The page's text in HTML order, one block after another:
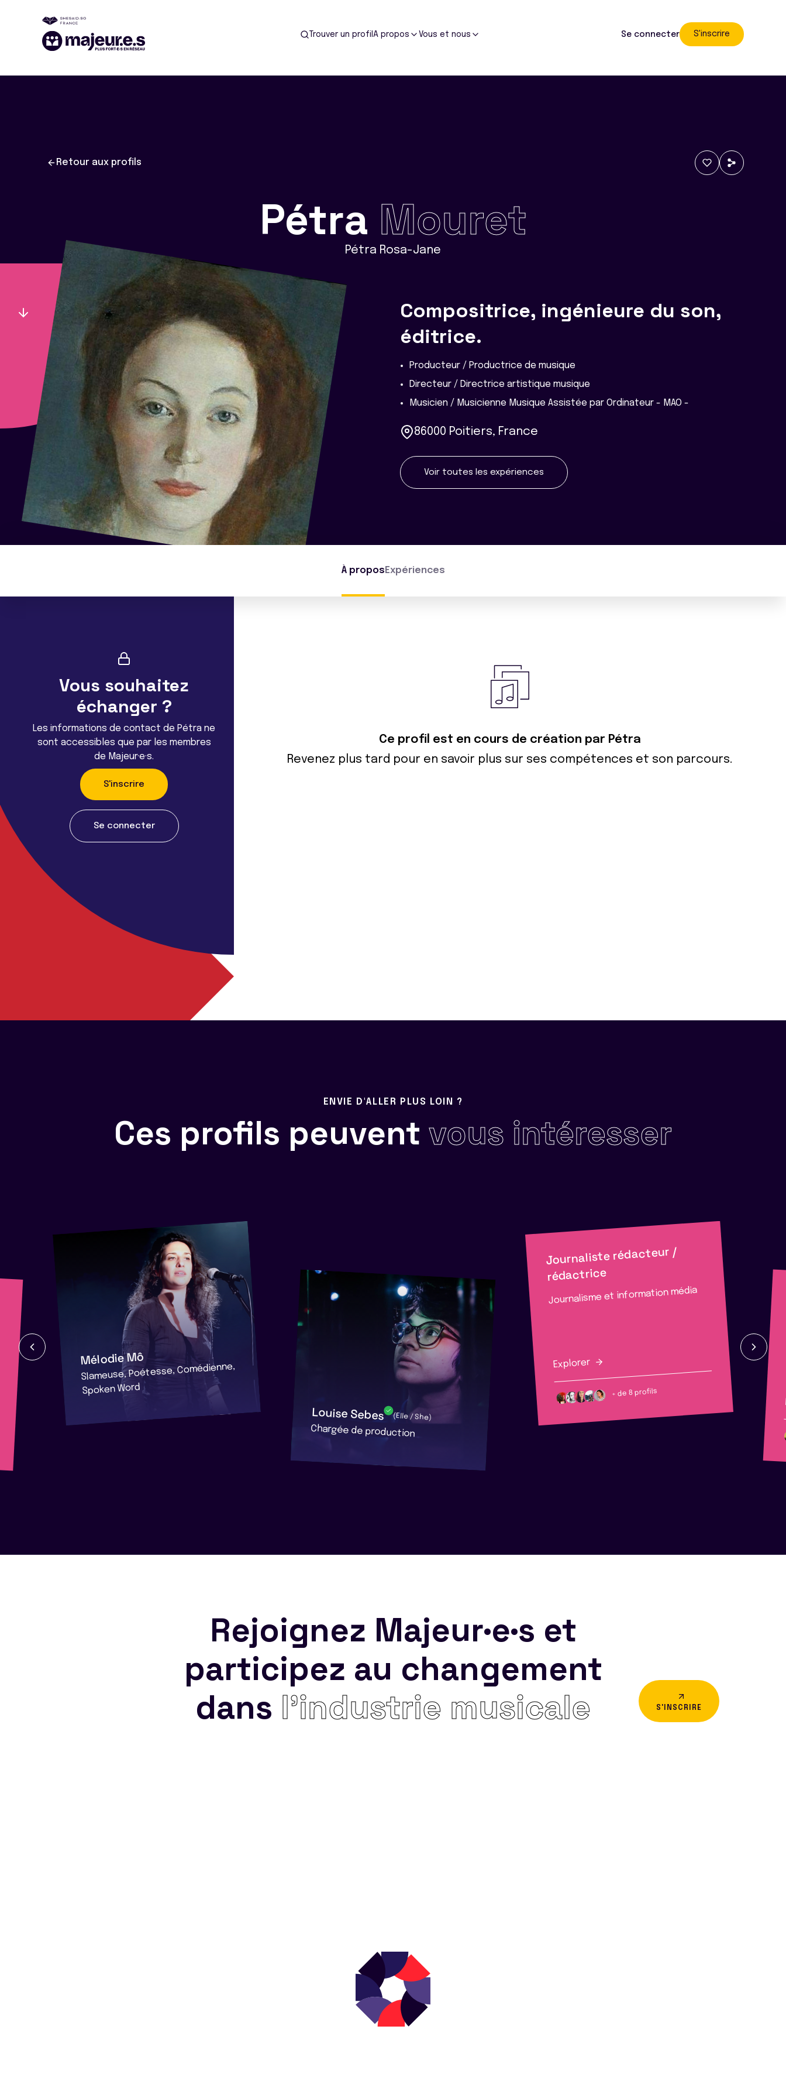
Trouver un profil A propos Vous et nous Se connecter S'inscrire
Retour aux profils
Pétra Mouret
Pétra Rosa-Jane
Compositrice, ingénieure du son,
éditrice.
Producteur / Productrice de musique
Directeur / Directrice artistique musique
Musicien / Musicienne Musique Assistée par Ordinateur - MAO -
86000 Poitiers, France
Voir toutes les expériences
À propos Expériences
Vous souhaitez
échanger ?
Les informations de contact de Pétra ne
sont accessibles que par les membres
de Majeur·e·s.
S'inscrire
Se connecter
Ce profil est en cours de création par Pétra
Revenez plus tard pour en savoir plus sur ses compétences et son parcours.
ENVIE D'ALLER PLUS LOIN ?
Ces profils peuvent vous intéresser
Mélodie Mô
Slameuse, Poétesse, Comédienne,
Spoken Word
Louise Sebes (Elle / She)
Chargée de production
Journaliste rédacteur /
rédactrice
Journalisme et information média
Explorer
+ de 8 profils
Rejoignez Majeur·e·s et
participez au changement
dans l’industrie musicale S'INSCRIRE